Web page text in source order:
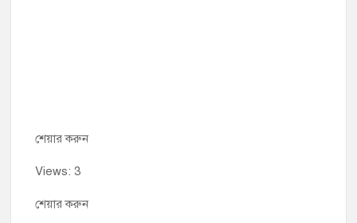
শেয়ার করুন
Views: 3
শেয়ার করুন